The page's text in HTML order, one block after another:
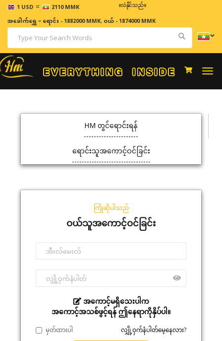
1 USD = 2110 MMK
ဈေးနှုန်းများသည် အချိန်နှင့် အမျှပြောင်းလဲနိုင်သည်။
အခေါက်ရွှေ=ရောင်း - 1882000 MMK, ဝယ် - 1874000 MMK
HM တွင်ရောင်းရန်
ရောင်းသူအကောင့်ဝင်ခြင်း
ကြိုဆိုပါသည်
ဝယ်သူအကောင့်ဝင်ခြင်း
အကောင့်မရှိသေးပါက
အကောင့်အသစ်ဖွင့်ရန် ဤနေရာကိုနှိပ်ပါ။
မှတ်ထားပါ လျှို့ဝှက်နံပါတ်မေ့နေလား?